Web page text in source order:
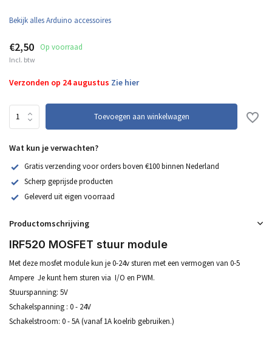
Bekijk alles Arduino accessoires
€2,50 Op voorraad
Incl. btw
Verzonden op 24 augustus Zie hier
Toevoegen aan winkelwagen
Wat kun je verwachten?
Gratis verzending voor orders boven €100 binnen Nederland
Scherp geprijsde producten
Geleverd uit eigen voorraad
Productomschrijving
IRF520 MOSFET stuur module
Met deze mosfet module kun je 0-24v sturen met een vermogen van 0-5
Ampere Je kunt hem sturen via I/O en PWM.
Stuurspanning: 5V
Schakelspanning : 0 - 24V
Schakelstroom: 0 - 5A (vanaf 1A koelrib gebruiken.)